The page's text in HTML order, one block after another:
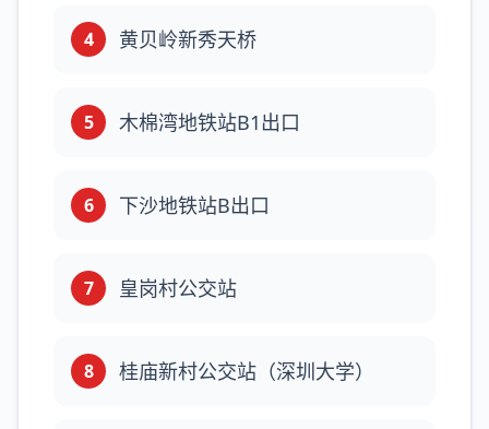
4 黄贝岭新秀天桥
5 木棉湾地铁站B1出口
6 下沙地铁站B出口
7 皇岗村公交站
8 桂庙新村公交站（深圳大学）